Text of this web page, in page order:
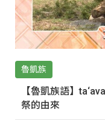
魯凱族
【魯凱族語】
祭的由來